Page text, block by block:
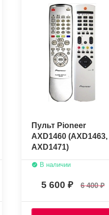
Пульт Pioneer
AXD1460 (AXD1463,
AXD1471)
(оригинальный)
В наличии
5 600 6 400